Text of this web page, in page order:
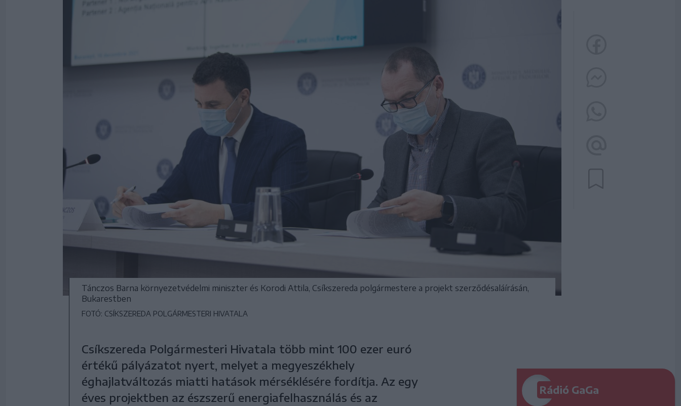
Tánczos Barna környezetvédelmi miniszter és Korodi Attila, Csíkszereda polgármestere a projekt szerződésaláírásán,
Bukarestben
FOTÓ: CSÍKSZEREDA POLGÁRMESTERI HIVATALA
Csíkszereda Polgármesteri Hivatala több mint 100 ezer euró
értékű pályázatot nyert, melyet a megyeszékhely
éghajlatváltozás miatti hatások mérséklésére fordítja. Az egy
éves projektben az észszerű energiafelhasználás és az
Rádió GaGa